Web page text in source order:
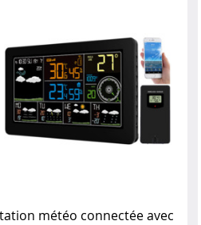
météo connectée avec